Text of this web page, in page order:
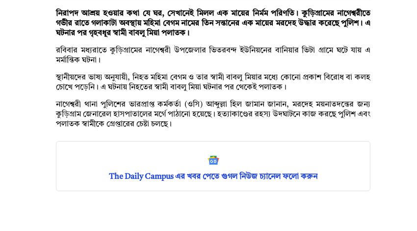
নিরাপদ আশ্রয় হওয়ার কথা যে ঘর, সেখানেই মিলল এক মায়ের নির্মম পরিণতি। কুড়িগ্রামের নাগেশ্বরীতে
গভীর রাতে গলাকাটা অবস্থায় মহিমা বেগম নামের তিন সন্তানের এক মায়ের মরদেহ উদ্ধার করেছে পুলিশ। এ
ঘটনার পর গৃহবধূর স্বামী বাবলু মিয়া পলাতক।
রবিবার মধ্যরাতে কুড়িগ্রামের নাগেশ্বরী উপজেলার ভিতরবন্দ ইউনিয়নের বানিয়ার ভিটা গ্রামে ঘটে যায় এ
মর্মান্তিক ঘটনা।
স্থানীয়দের ভাষ্য অনুযায়ী, নিহত মহিমা বেগম ও তার স্বামী বাবলু মিয়ার মধ্যে কোনো প্রকাশ বিরোধ বা কলহ
চোখে পড়েনি। এ ঘটনায় নিহতের স্বামী বাবলু মিয়া ঘটনার পর থেকেই পলাতক।
নাগেশ্বরী থানা পুলিশের ভারপ্রাপ্ত কর্মকর্তা (ওসি) আব্দুল্লা হিল জামান জানান, মরদেহ ময়নাতদন্তের জন্য
কুড়িগ্রাম জেনারেল হাসপাতালের মর্গে পাঠানো হয়েছে। হত্যাকাণ্ডের রহস্য উদঘাটনে কাজ করছে পুলিশ এবং
পলাতক স্বামীকে গ্রেপ্তারের চেষ্টা চলছে।
The Daily Campus এর খবর পেতে গুগল নিউজ চ্যানেল ফলো করুন